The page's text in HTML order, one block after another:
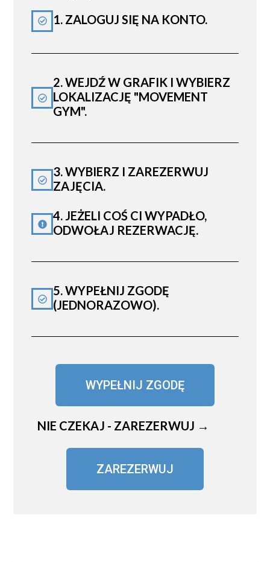
1. ZALOGUJ SIĘ NA KONTO.
2. WEJDŹ W GRAFIK I WYBIERZ
LOKALIZACJĘ "MOVEMENT
GYM".
3. WYBIERZ I ZAREZERWUJ
ZAJĘCIA.
4. JEŻELI COŚ CI WYPADŁO,
ODWOŁAJ REZERWACJĘ.
5. WYPEŁNIJ ZGODĘ
(JEDNORAZOWO).
WYPEŁNIJ ZGODĘ
NIE CZEKAJ - ZAREZERWUJ →
ZAREZERWUJ